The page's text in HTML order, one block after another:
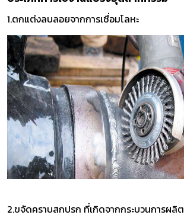
1.ตกแต่งลบลอยจากการเชื่อมโลหะ
2.ขจัดคราบสกปรก ที่เกิดจากกระบวนการผลิต